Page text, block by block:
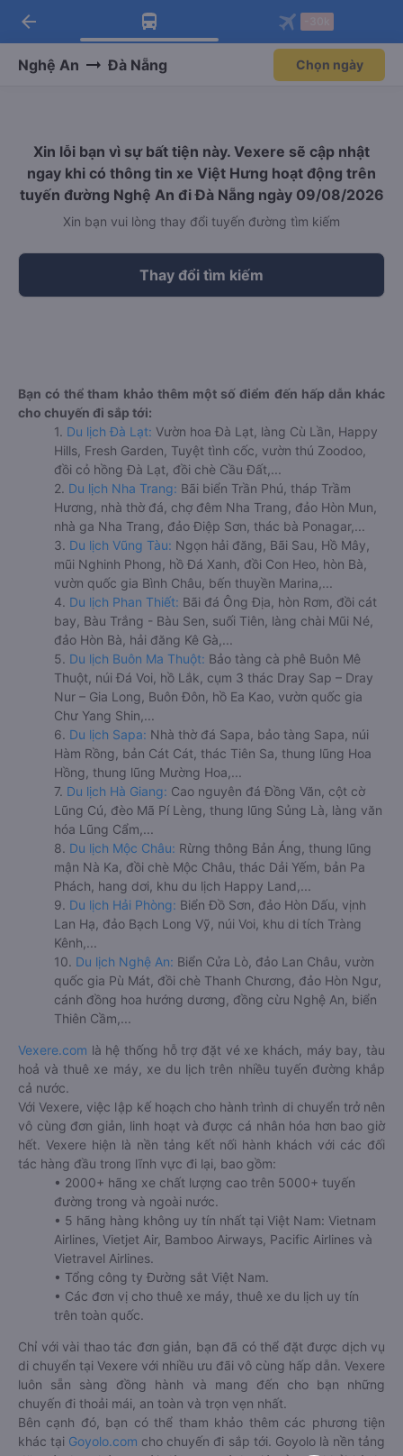
Tải app Vexere ngay!
Nhận ưu đãi thành viên độc
Mở app
Tải app Vexere
-30k/ghế khi đặt vé máy bay qua
Mở app
arrow_back
Nghệ An Đà Nẵng Chọn ngày
Xin lỗi bạn vì sự bất tiện này. Vexere sẽ cập nhật
ngay khi có thông tin xe Việt Hưng hoạt động trên
tuyến đường Nghệ An đi Đà Nẵng ngày 09/08/2026
Xin bạn vui lòng thay đổi tuyến đường tìm kiếm
Thay đổi tìm kiếm
Bạn có thể tham khảo thêm một số điểm đến hấp dẫn khác
cho chuyến đi sắp tới:
1. Du lịch Đà Lạt: Vườn hoa Đà Lạt, làng Cù Lần, Happy
Hills, Fresh Garden, Tuyệt tình cốc, vườn thú Zoodoo,
đồi cỏ hồng Đà Lạt, đồi chè Cầu Đất,...
2. Du lịch Nha Trang: Bãi biển Trần Phú, tháp Trầm
Hương, nhà thờ đá, chợ đêm Nha Trang, đảo Hòn Mun,
nhà ga Nha Trang, đảo Điệp Sơn, thác bà Ponagar,...
3. Du lịch Vũng Tàu: Ngọn hải đăng, Bãi Sau, Hồ Mây,
mũi Nghinh Phong, hồ Đá Xanh, đồi Con Heo, hòn Bà,
vườn quốc gia Bình Châu, bến thuyền Marina,...
4. Du lịch Phan Thiết: Bãi đá Ông Địa, hòn Rơm, đồi cát
bay, Bàu Trắng - Bàu Sen, suối Tiên, làng chài Mũi Né,
đảo Hòn Bà, hải đăng Kê Gà,...
5. Du lịch Buôn Ma Thuột: Bảo tàng cà phê Buôn Mê
Thuột, núi Đá Voi, hồ Lắk, cụm 3 thác Dray Sap – Dray
Nur – Gia Long, Buôn Đôn, hồ Ea Kao, vườn quốc gia
Chư Yang Shin,...
6. Du lịch Sapa: Nhà thờ đá Sapa, bảo tàng Sapa, núi
Hàm Rồng, bản Cát Cát, thác Tiên Sa, thung lũng Hoa
Hồng, thung lũng Mường Hoa,...
7. Du lịch Hà Giang: Cao nguyên đá Đồng Văn, cột cờ
Lũng Cú, đèo Mã Pí Lèng, thung lũng Sủng Là, làng văn
hóa Lũng Cẩm,...
8. Du lịch Mộc Châu: Rừng thông Bản Áng, thung lũng
mận Nà Ka, đồi chè Mộc Châu, thác Dải Yếm, bản Pa
Phách, hang dơi, khu du lịch Happy Land,...
9. Du lịch Hải Phòng: Biển Đồ Sơn, đảo Hòn Dấu, vịnh
Lan Hạ, đảo Bạch Long Vỹ, núi Voi, khu di tích Tràng
Kênh,...
10. Du lịch Nghệ An: Biển Cửa Lò, đảo Lan Châu, vườn
quốc gia Pù Mát, đồi chè Thanh Chương, đảo Hòn Ngư,
cánh đồng hoa hướng dương, đồng cừu Nghệ An, biển
Thiên Cầm,...
Vexere.com là hệ thống hỗ trợ đặt vé xe khách, máy bay, tàu
hoả và thuê xe máy, xe du lịch trên nhiều tuyến đường khắp
cả nước.
Với Vexere, việc lập kế hoạch cho hành trình di chuyển trở nên
vô cùng đơn giản, linh hoạt và được cá nhân hóa hơn bao giờ
hết. Vexere hiện là nền tảng kết nối hành khách với các đối
tác hàng đầu trong lĩnh vực đi lại, bao gồm:
• 2000+ hãng xe chất lượng cao trên 5000+ tuyến
đường trong và ngoài nước.
• 5 hãng hàng không uy tín nhất tại Việt Nam: Vietnam
Airlines, Vietjet Air, Bamboo Airways, Pacific Airlines và
Vietravel Airlines.
• Tổng công ty Đường sắt Việt Nam.
• Các đơn vị cho thuê xe máy, thuê xe du lịch uy tín
trên toàn quốc.
Chỉ với vài thao tác đơn giản, bạn đã có thể đặt được dịch vụ
di chuyển tại Vexere với nhiều ưu đãi vô cùng hấp dẫn. Vexere
luôn sẵn sàng đồng hành và mang đến cho bạn những
chuyến đi thoải mái, an toàn và trọn vẹn nhất.
Bên cạnh đó, bạn có thể tham khảo thêm các phương tiện
khác tại Goyolo.com cho chuyến đi sắp tới. Goyolo là nền tảng